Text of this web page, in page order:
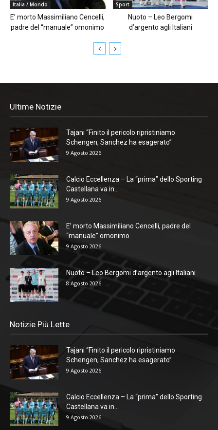
Italia / Mondo
E’ morto Massimiliano Cencelli,
padre del “manuale” omonimo
Sport
Nuoto – Leo Bergomi
d’argento agli Italiani
Ultime Notizie
Tajani “Finito il pericolo ripristiniamo
Schengen, Sanchez ha esagerato”
9 Agosto 2026
Calcio Eccellenza – La “prima” dello Sporting
Castellana va in...
9 Agosto 2026
E’ morto Massimiliano Cencelli, padre del
“manuale” omonimo
9 Agosto 2026
Nuoto – Leo Bergomi d’argento agli Italiani
8 Agosto 2026
Notizie Più Lette
Tajani “Finito il pericolo ripristiniamo
Schengen, Sanchez ha esagerato”
9 Agosto 2026
Calcio Eccellenza – La “prima” dello Sporting
Castellana va in...
9 Agosto 2026